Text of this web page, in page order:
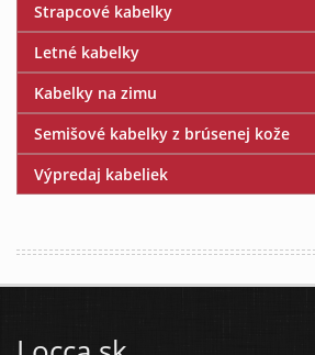
Strapcové kabelky
Letné kabelky
Kabelky na zimu
Semišové kabelky z brúsenej kože
Výpredaj kabeliek